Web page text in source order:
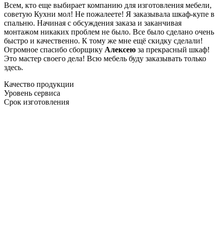
Всем, кто еще выбирает компанию для изготовления мебели,
советую Кухни мол! Не пожалеете! Я заказывала шкаф-купе в
спальню. Начиная с обсуждения заказа и заканчивая
монтажом никаких проблем не было. Все было сделано очень
быстро и качественно. К тому же мне ещё скидку сделали!
Огромное спасибо сборщику Алексею за прекрасный шкаф!
Это мастер своего дела! Всю мебель буду заказывать только
здесь.
Качество продукции
Уровень сервиса
Срок изготовления